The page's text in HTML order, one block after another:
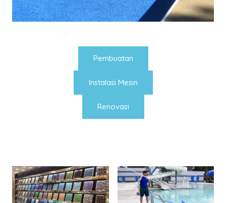
Pembuatan
Instalasi Mesin
Renovasi